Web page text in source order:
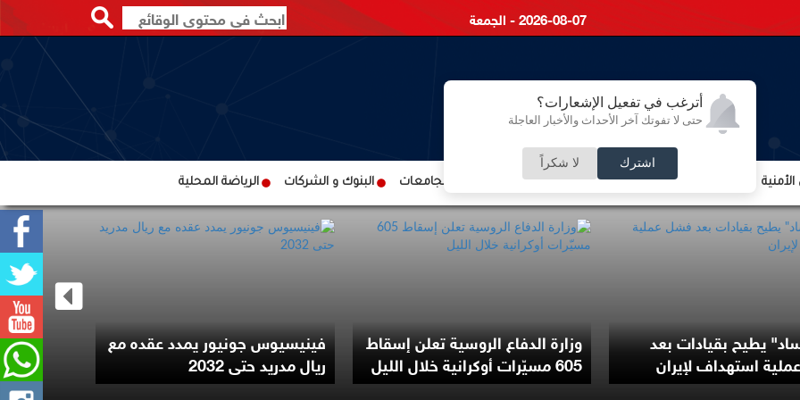
أترغب في تفعيل الإشعارات؟
حتى لا تفوتك آخر الأحداث والأخبار العاجلة
اشترك لا شكراً
2026-08-07 - الجمعة
الشؤون الإقتصادية الشؤون البرلمانية التعليم والجامعات البنوك و الشركات الرياضة المحلية
يطيح بقيادات بعد
استهداف لإيران
وزارة الدفاع الروسية تعلن إسقاط
605 مسيّرات أوكرانية خلال الليل
فينيسيوس جونيور يمدد عقده مع
ريال مدريد حتى 2032
ترامب
لتقييد